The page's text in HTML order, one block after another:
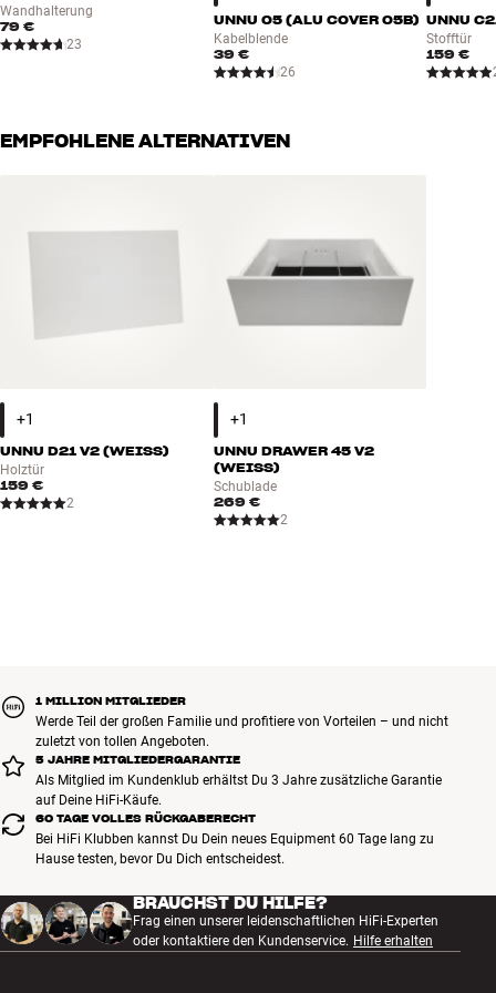
Wandhalterung
79 €
23
UNNU 05 (ALU COVER 05B)
Kabelblende
39 €
26
UNNU
Stofftür
159 €
EMPFOHLENE ALTERNATIVEN
UNNU D21 V2 (WEISS)
Holztür
159 €
2
UNNU DRAWER 45 V2
(WEISS)
Schublade
269 €
2
1 MILLION MITGLIEDER
Werde Teil der großen Familie und profitiere von Vorteilen – und nicht
zuletzt von tollen Angeboten.
5 JAHRE MITGLIEDERGARANTIE
Als Mitglied im Kundenklub erhältst Du 3 Jahre zusätzliche Garantie
auf Deine HiFi-Käufe.
60 TAGE VOLLES RÜCKGABERECHT
Bei HiFi Klubben kannst Du Dein neues Equipment 60 Tage lang zu
Hause testen, bevor Du Dich entscheidest.
BRAUCHST DU HILFE?
Frag einen unserer leidenschaftlichen HiFi-Experten
oder kontaktiere den Kundenservice. Hilfe erhalten